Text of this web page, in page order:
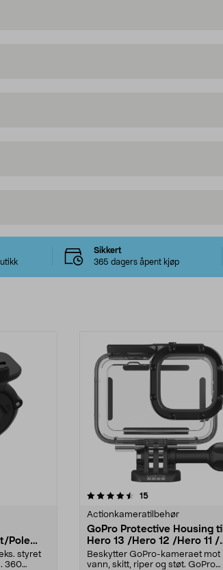
Sikkert
365 dagers åpent kjøp
Pole
styret
360
15anmeldelser
Actionkameratilbehør
GoPro Protective Housing til
Hero 13 /Hero 12 /Hero 11 /
Hero 10 / Hero 9,
undervannshus
Beskytter GoPro-kameraet mot
vann, skitt, riper og støt. GoPro
5.0 av 5 stjerner